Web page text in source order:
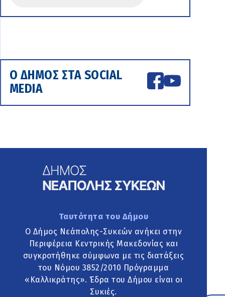
Ο ΔΗΜΟΣ ΣΤΑ SOCIAL
MEDIA
Ταυτότητα του Δήμου
Ο Δήμος Νεάπολης-Συκεών ανήκει στην
Περιφέρεια Κεντρικής Μακεδονίας και
συγκροτήθηκε σύμφωνα με τις διατάξεις
του Νόμου 3852/2010 Πρόγραμμα
«Καλλικράτης». Έδρα του Δήμου είναι οι
Συκιές.